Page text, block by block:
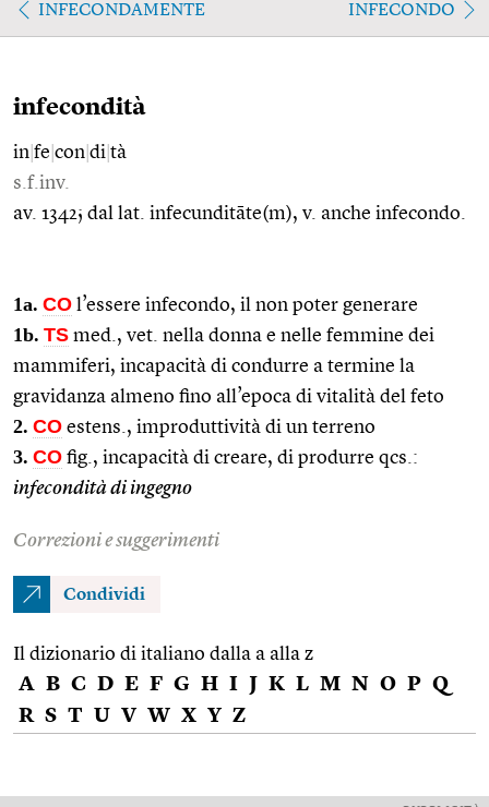
INFECONDAMENTE INFECONDO
infecondità
in fe con di tà
s.f.inv.
av. 1342; dal lat. infecunditāte(m), v. anche infecondo.
1a. CO l’essere infecondo, il non poter generare
1b. TS med., vet. nella donna e nelle femmine dei
mammiferi, incapacità di condurre a termine la
gravidanza almeno fino all’epoca di vitalità del feto
2. CO estens., improduttività di un terreno
3. CO fig., incapacità di creare, di produrre qcs.:
infecondità di ingegno
Correzioni e suggerimenti
Condividi
Il dizionario di italiano dalla a alla z
A B C D E F G H I J K L M N O P Q
R S T U V W X Y Z